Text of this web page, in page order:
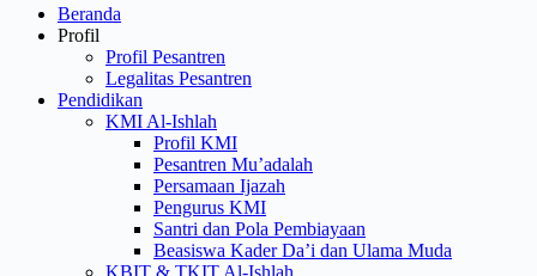
Menu
Beranda
Profil
Profil Pesantren
Legalitas Pesantren
Pendidikan
KMI Al-Ishlah
Profil KMI
Pesantren Mu’adalah
Persamaan Ijazah
Pengurus KMI
Santri dan Pola Pembiayaan
Beasiswa Kader Da’i dan Ulama Muda
KBIT & TKIT Al-Ishlah